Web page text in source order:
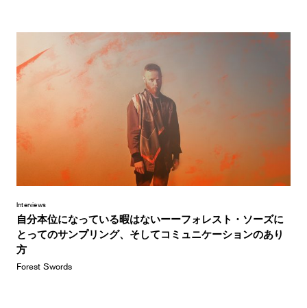
Interviews
自分本位になっている暇はないーーフォレスト・ソーズに
とってのサンプリング、そしてコミュニケーションのあり
方
Forest Swords